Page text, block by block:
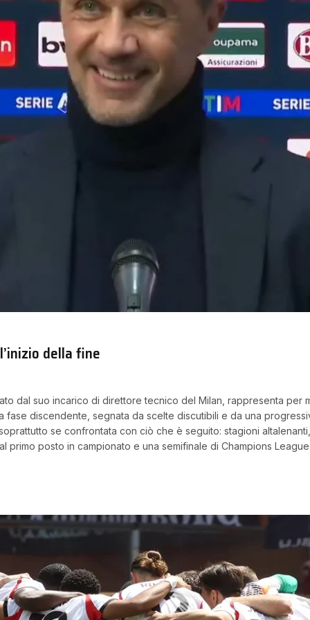
della fine
dal suo incarico di direttore tecnico del Milan, rappresenta per
fase discendente, segnata da scelte discutibili e da una
se confrontata con ciò che è seguito: stagioni
posto in campionato e una semifinale di Champions